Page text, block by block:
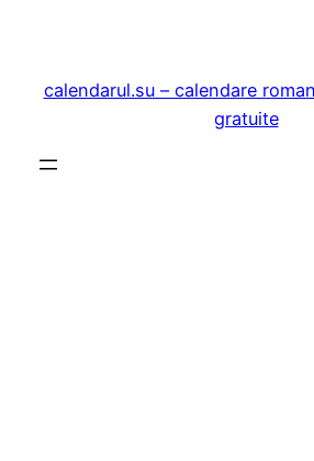
conținut
calendarul.su – calendare
gratuite